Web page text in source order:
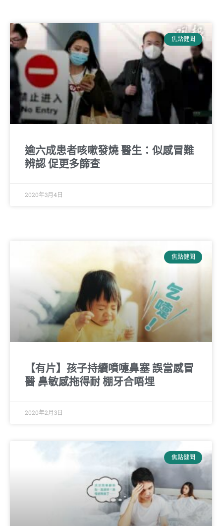
焦點健聞
逾六成患者咳嗽發燒 醫生：似感冒難
辨認 促更多篩查
2020年3月4日
焦點健聞
【有片】孩子持續噴嚏鼻塞 誤當感冒
醫 鼻敏感拖得耐 棚牙合唔埋
2020年2月3日
焦點健聞